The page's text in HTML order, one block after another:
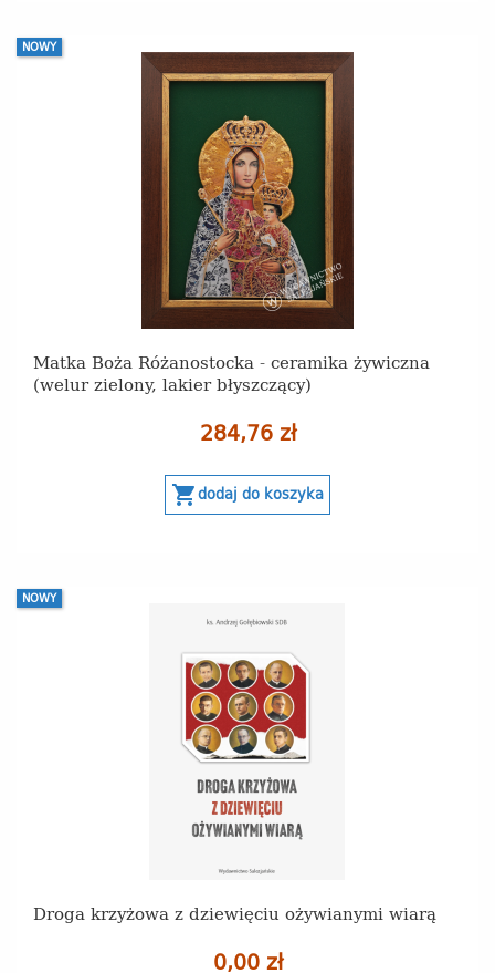
Matka Boża Różanostocka - ceramika żywiczna
(welur zielony, lakier błyszczący)
284,76 zł
NOWY
shopping_cartdodaj do koszyka
Droga krzyżowa z dziewięciu ożywianymi wiarą
0,00 zł
NOWY